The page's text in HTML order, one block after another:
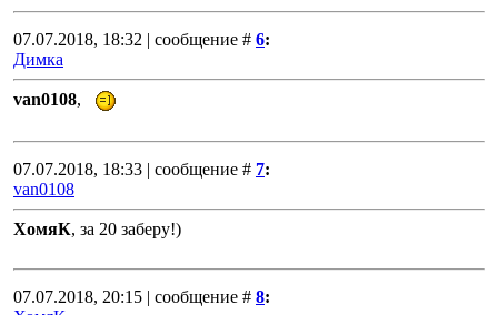
07.07.2018, 18:32 | сообщение # 6:
Димка
van0108,
07.07.2018, 18:33 | сообщение # 7:
van0108
ХомяК, за 20 заберу!)
07.07.2018, 20:15 | сообщение # 8: